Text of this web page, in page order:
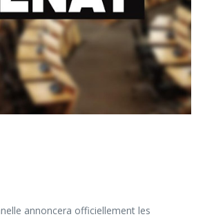
annoncera officiellement les